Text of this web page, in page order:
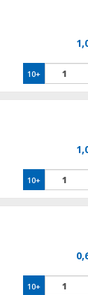
10+
10+
10+
8 utičnica, 3 x 1.0 mm²,
podžbuk 200x130, IP30